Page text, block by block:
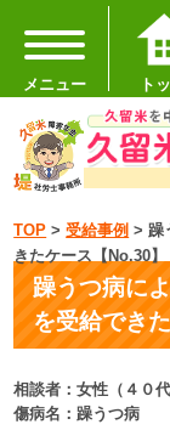
メニュー ト
TOP >受給事例 >躁
きたケース【No.30】
躁うつ病に
を受給でき
相談者：女性（４０
傷病名：躁うつ病